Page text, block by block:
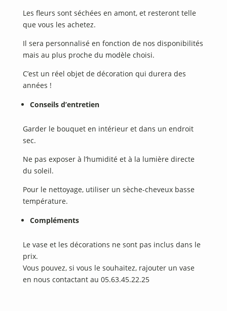
Les fleurs sont séchées en amont, et resteront telle
que vous les achetez.
Il sera personnalisé en fonction de nos disponibilités
mais au plus proche du modèle choisi.
C’est un réel objet de décoration qui durera des
années !
Conseils d’entretien
Garder le bouquet en intérieur et dans un endroit
sec.
Ne pas exposer à l’humidité et à la lumière directe
du soleil.
Pour le nettoyage, utiliser un sèche-cheveux basse
température.
Compléments
Le vase et les décorations ne sont pas inclus dans le
prix.
Vous pouvez, si vous le souhaitez, rajouter un vase
en nous contactant au 05.63.45.22.25